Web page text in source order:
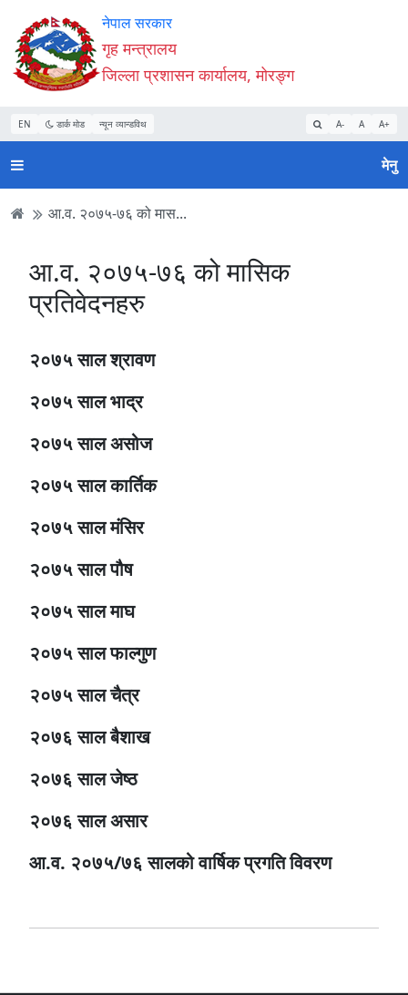
Accessibility
Mode
सुरु
गर्नुहोस्
सामाग्री
पढ्नुहाेस्
नेभिगेसन
पढ्नुहाेस्
वेबसाइट
खोजमा
जानुहोस्
नेपाल सरकार
गृह मन्त्रालय
जिल्ला प्रशासन कार्यालय, मोरङ्ग
EN डार्क मोड न्यून व्यान्डविथ A- A A+
मेनु
आ‍.व. २०७५-७६ को मास...
आ‍.व. २०७५-७६ को मासिक
प्रतिवेदनहरु
२०७५ साल श्रावण
२०७५ साल भाद्र
२०७५ साल असोज
२०७५ साल कार्तिक
२०७५ साल मंसिर
२०७५ साल पौष
२०७५ साल माघ
२०७५ साल फाल्गुण
२०७५ साल चैत्र
२०७६ साल बैशाख
२०७६ साल जेष्ठ
२०७६ साल असार
आ.व. २०७५/७६ सालको वार्षिक प्रगति विवरण